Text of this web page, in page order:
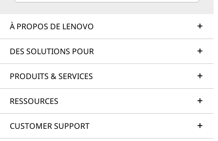
À PROPOS DE LENOVO
DES SOLUTIONS POUR
PRODUITS & SERVICES
RESSOURCES
CUSTOMER SUPPORT